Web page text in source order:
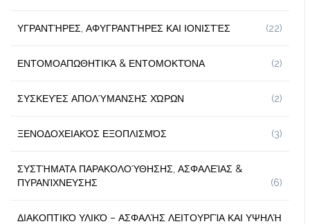
ΥΓΡΑΝΤΉΡΕΣ, ΑΦΥΓΡΑΝΤΉΡΕΣ ΚΑΙ ΙΟΝΙΣΤΈΣ (22)
ΕΝΤΟΜΟΑΠΩΘΗΤΙΚΆ & ΕΝΤΟΜΟΚΤΌΝΑ (2)
ΣΥΣΚΕΥΈΣ ΑΠΟΛΎΜΑΝΣΗΣ ΧΏΡΩΝ (2)
ΞΕΝΟΔΟΧΕΙΑΚΌΣ ΕΞΟΠΛΙΣΜΌΣ (3)
ΣΥΣΤΉΜΑΤΑ ΠΑΡΑΚΟΛΟΎΘΗΣΗΣ, ΑΣΦΑΛΕΊΑΣ &
ΠΥΡΑΝΊΧΝΕΥΣΗΣ
(6)
ΔΙΑΚΟΠΤΙΚΌ ΥΛΙΚΌ – ΑΣΦΑΛΉΣ ΛΕΙΤΟΥΡΓΊΑ ΚΑΙ ΥΨΗΛΉ